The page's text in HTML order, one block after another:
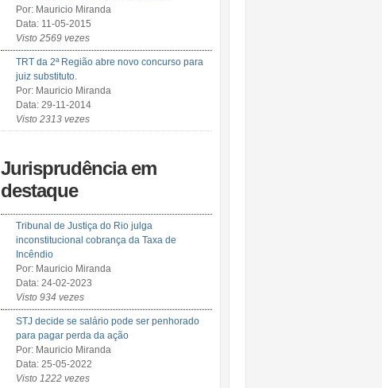
Por: Mauricio Miranda
Data: 11-05-2015
Visto 2569 vezes
TRT da 2ª Região abre novo concurso para
juiz substituto.
Por: Mauricio Miranda
Data: 29-11-2014
Visto 2313 vezes
Jurisprudência em
destaque
Tribunal de Justiça do Rio julga
inconstitucional cobrança da Taxa de
Incêndio
Por: Mauricio Miranda
Data: 24-02-2023
Visto 934 vezes
STJ decide se salário pode ser penhorado
para pagar perda da ação
Por: Mauricio Miranda
Data: 25-05-2022
Visto 1222 vezes